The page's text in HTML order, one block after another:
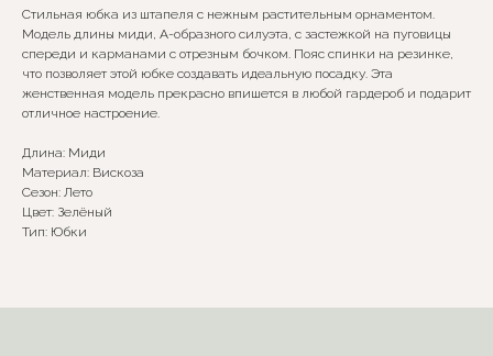
Стильная юбка из штапеля с нежным растительным орнаментом.
Модель длины миди, А-образного силуэта, с застежкой на пуговицы
спереди и карманами с отрезным бочком. Пояс спинки на резинке,
что позволяет этой юбке создавать идеальную посадку. Эта
женственная модель прекрасно впишется в любой гардероб и подарит
отличное настроение.
Длина: Миди
Материал: Вискоза
Сезон: Лето
Цвет: Зелёный
Тип: Юбки
Сомневаетесь в выборе?
Нажмите сюда, чтобы
посмотреть размерную сетку
Или напишите нам и мы
вам поможем!